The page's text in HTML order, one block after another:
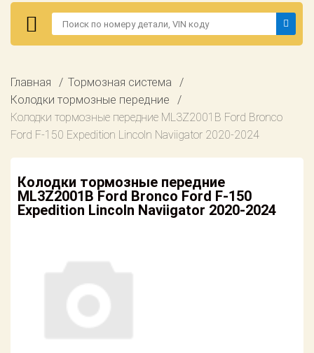
запросу
техобслуживание
Доставка
Оплата
Возврат
Поставщикам
Регистрация
Каталог для
американских
Онлайн каталоги
- любые
запчасти
Главная
Тормозная система
Колодки тормозные передние
Колодки тормозные передние ML3Z2001B Ford Bronco
Ford F-150 Expedition Lincoln Naviigator 2020-2024
Колодки тормозные передние
ML3Z2001B Ford Bronco Ford F-150
Expedition Lincoln Naviigator 2020-2024